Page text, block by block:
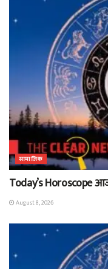
सामाजिक
Today’s Horoscope
August 8, 2026